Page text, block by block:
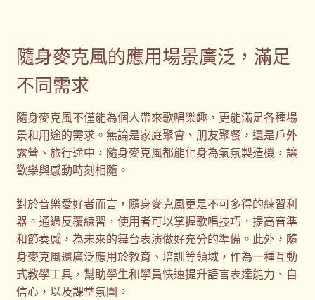
隨身麥克風的應用場景廣泛，滿足
不同需求
隨身麥克風不僅能為個人帶來歌唱樂趣，更能滿足各種場
景和用途的需求。無論是家庭聚會、朋友聚餐，還是戶外
露營、旅行途中，隨身麥克風都能化身為氣氛製造機，讓
歡樂與感動時刻相隨。
對於音樂愛好者而言，隨身麥克風更是不可多得的練習利
器。通過反覆練習，使用者可以掌握歌唱技巧，提高音準
和節奏感，為未來的舞台表演做好充分的準備。此外，隨
身麥克風還廣泛應用於教育、培訓等領域，作為一種互動
式教學工具，幫助學生和學員快速提升語言表達能力、自
信心，以及課堂氛圍。